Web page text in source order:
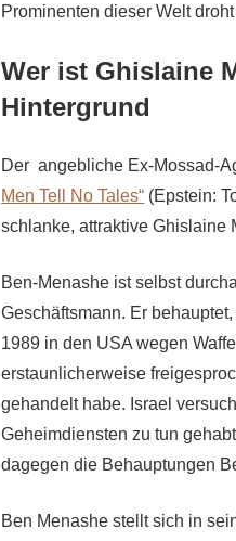
Prominenten dieser Welt
Wer ist Ghislaine
Hintergrund
Der angebliche Ex-Mossad-
Men Tell No Tales“ (Epstein:
schlanke, attraktive Ghislaine
Ben-Menashe ist selbst
Geschäftsmann. Er
1989 in den USA wegen
erstaunlicherweise
gehandelt habe. Israel
Geheimdiensten zu tun
dagegen die Behauptungen
Ben Menashe stellt sich in